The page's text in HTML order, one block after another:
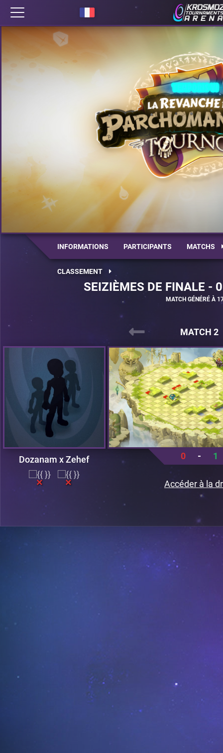
INFORMATIONS PARTICIPANTS MATCHS
CLASSEMENT
SEIZIÈMES DE FINALE
MATCH GÉNÉRÉ À
MATCH 2
Dozanam x Zehef 0 - 1
Accéder à la